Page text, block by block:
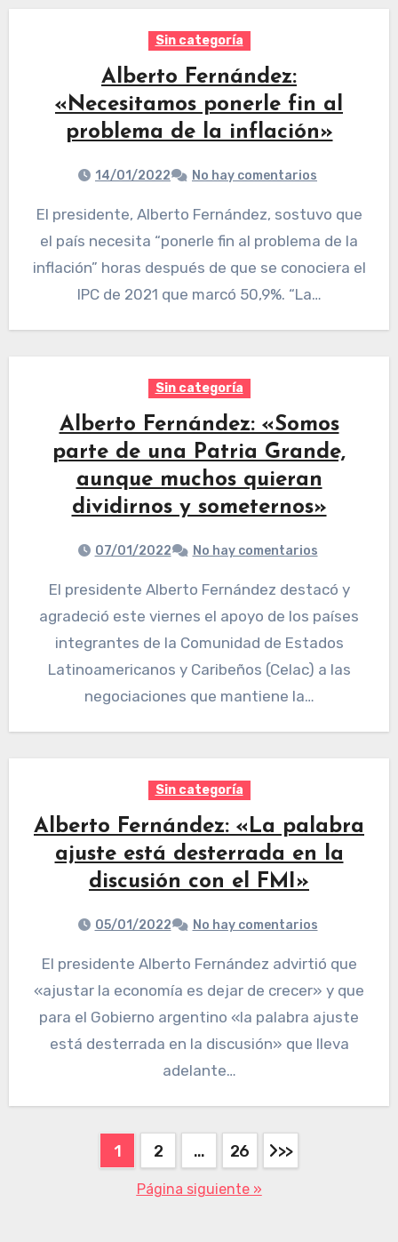
Sin categoría
Alberto Fernández:
«Necesitamos ponerle fin al
problema de la inflación»
14/01/2022 No hay comentarios
El presidente, Alberto Fernández, sostuvo que
el país necesita “ponerle fin al problema de la
inflación” horas después de que se conociera el
IPC de 2021 que marcó 50,9%. “La…
Sin categoría
Alberto Fernández: «Somos
parte de una Patria Grande,
aunque muchos quieran
dividirnos y someternos»
07/01/2022 No hay comentarios
El presidente Alberto Fernández destacó y
agradeció este viernes el apoyo de los países
integrantes de la Comunidad de Estados
Latinoamericanos y Caribeños (Celac) a las
negociaciones que mantiene la…
Sin categoría
Alberto Fernández: «La palabra
ajuste está desterrada en la
discusión con el FMI»
05/01/2022 No hay comentarios
El presidente Alberto Fernández advirtió que
«ajustar la economía es dejar de crecer» y que
para el Gobierno argentino «la palabra ajuste
está desterrada en la discusión» que lleva
adelante…
1 2 … 26
Página siguiente »